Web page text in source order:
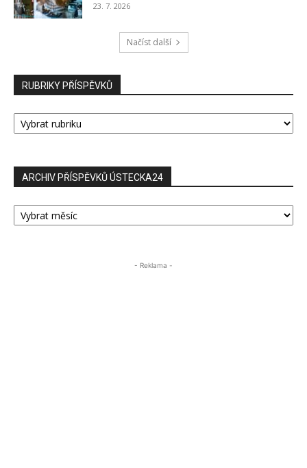
23. 7. 2026
Načíst další
RUBRIKY PŘÍSPĚVKŮ
RUBRIKY
PŘÍSPĚVKŮ
ARCHIV PŘÍSPĚVKŮ ÚSTECKA24
ARCHIV
PŘÍSPĚVKŮ
- Reklama -